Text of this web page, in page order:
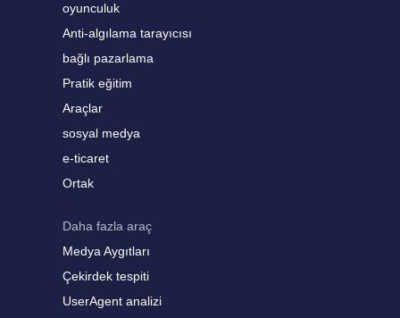
oyunculuk
Anti-algılama tarayıcısı
bağlı pazarlama
Pratik eğitim
Araçlar
sosyal medya
e-ticaret
Ortak
Daha fazla araç
Medya Aygıtları
Çekirdek tespiti
UserAgent analizi